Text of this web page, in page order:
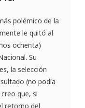
polémico de la
le quitó al
ochenta)
Su
la selección
(no podía
que, si
retorno del